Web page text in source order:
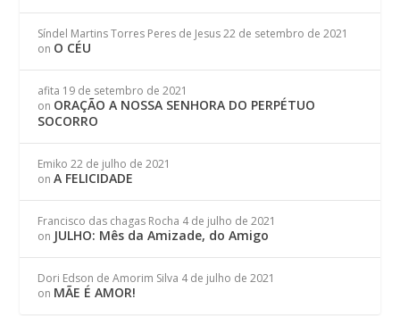
Síndel Martins Torres Peres de Jesus 22 de setembro de 2021
on O CÉU
afita 19 de setembro de 2021
on ORAÇÃO A NOSSA SENHORA DO PERPÉTUO
SOCORRO
Emiko 22 de julho de 2021
onA FELICIDADE
Francisco das chagas Rocha 4 de julho de 2021
on JULHO: Mês da Amizade, do Amigo
Dori Edson de Amorim Silva 4 de julho de 2021
on MÃE É AMOR!